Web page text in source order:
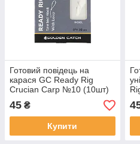
Готовий повідець на
карася GC Ready Rig
Crucian Carp №10 (10шт)
45 ₴
Купити